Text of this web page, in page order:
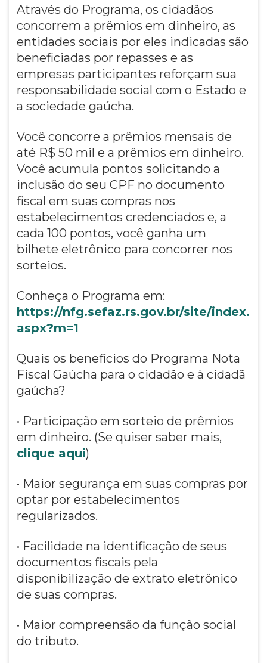
Através do Programa, os cidadãos
concorrem a prêmios em dinheiro, as
entidades sociais por eles indicadas são
beneficiadas por repasses e as
empresas participantes reforçam sua
responsabilidade social com o Estado e
a sociedade gaúcha.
Você concorre a prêmios mensais de
até R$ 50 mil e a prêmios em dinheiro.
Você acumula pontos solicitando a
inclusão do seu CPF no documento
fiscal em suas compras nos
estabelecimentos credenciados e, a
cada 100 pontos, você ganha um
bilhete eletrônico para concorrer nos
sorteios.
Conheça o Programa em:
https://nfg.sefaz.rs.gov.br/site/index.
aspx?m=1
Quais os benefícios do Programa Nota
Fiscal Gaúcha para o cidadão e à cidadã
gaúcha?
• Participação em sorteio de prêmios
em dinheiro. (Se quiser saber mais,
clique aqui)
• Maior segurança em suas compras por
optar por estabelecimentos
regularizados.
• Facilidade na identificação de seus
documentos fiscais pela
disponibilização de extrato eletrônico
de suas compras.
• Maior compreensão da função social
do tributo.